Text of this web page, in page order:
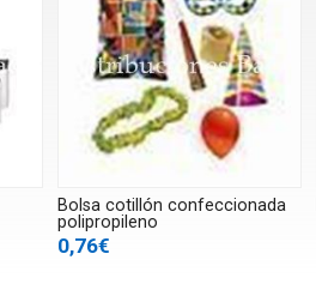
Bolsa cotillón confeccionada
polipropileno
0,76€